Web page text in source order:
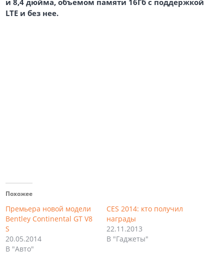
и 8,4 дюйма, объемом памяти 16Гб с поддержкой
LTE и без нее.
Похожее
Премьера новой модели
Bentley Continental GT V8
S
20.05.2014
В "Авто"
CES 2014: кто получил
награды
22.11.2013
В "Гаджеты"